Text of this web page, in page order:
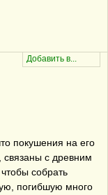
покушения на его
с древним
собрать
погибшую много